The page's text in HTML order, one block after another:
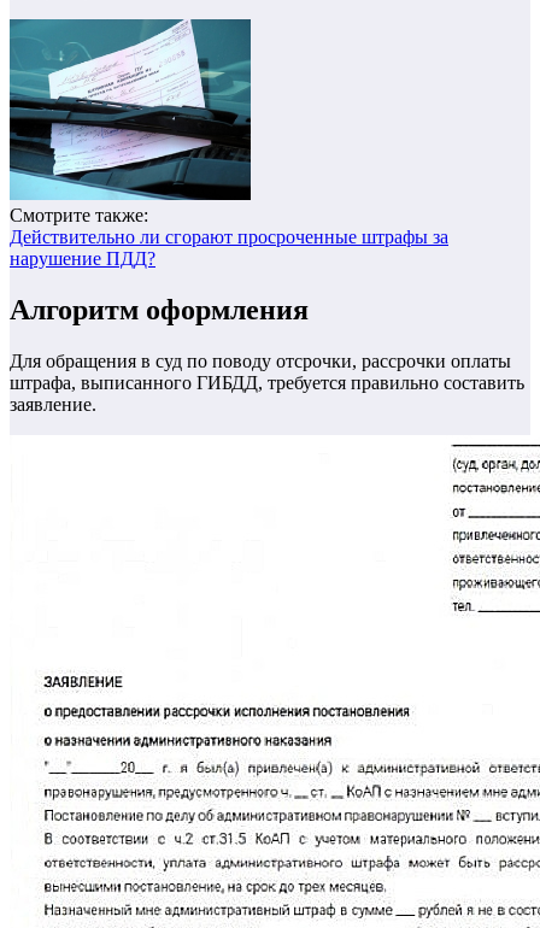
Смотрите также:
Действительно ли сгорают просроченные штрафы за
нарушение ПДД?
Алгоритм оформления
Для обращения в суд по поводу отсрочки, рассрочки оплаты
штрафа, выписанного ГИБДД, требуется правильно составить
заявление.